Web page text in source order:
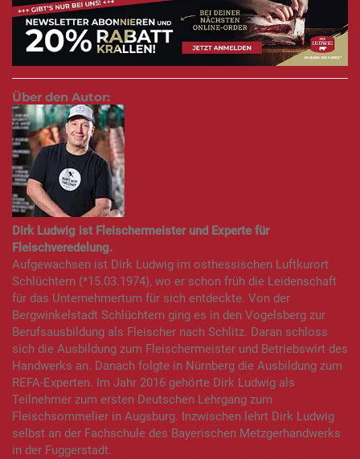
Über den Autor:
Dirk Ludwig ist Fleischermeister und Experte für
Fleischveredelung.
Aufgewachsen ist Dirk Ludwig im osthessischen Luftkurort
Schlüchtern (*15.03.1974), wo er schon früh die Leidenschaft
für das Unternehmertum für sich entdeckte. Von der
Bergwinkelstadt Schlüchtern ging es in den Vogelsberg zur
Berufsausbildung als Fleischer nach Schlitz. Daran schloss
sich die Ausbildung zum Fleischermeister und Betriebswirt des
Handwerks an. Danach folgte in Nürnberg die Ausbildung zum
REFA-Experten. Im Jahr 2016 gehörte Dirk Ludwig als
Teilnehmer zum ersten Deutschen Lehrgang zum
Fleischsommelier in Augsburg. Inzwischen lehrt Dirk Ludwig
selbst an der Fachschule des Bayerischen Metzgerhandwerks
in der Fuggerstadt.